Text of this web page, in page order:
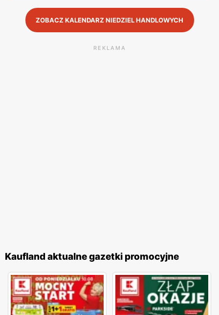
ZOBACZ KALENDARZ NIEDZIEL HANDLOWYCH
REKLAMA
Kaufland aktualne gazetki promocyjne